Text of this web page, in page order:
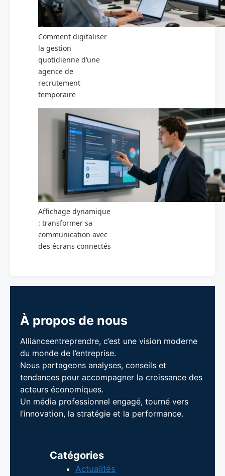
Comment digitaliser
la gestion
quotidienne d’une
agence de
recrutement
temporaire
Affichage dynamique
: transformer sa
communication avec
des écrans connectés
À propos de nous
Allianceentreprendre, c’est une vision moderne
du monde de l’entreprise.
Nous partageons analyses, conseils et
tendances pour accompagner la croissance des
acteurs économiques.
Un média professionnel engagé, tourné vers
l’innovation, la stratégie et la performance.
Catégories
Actualités